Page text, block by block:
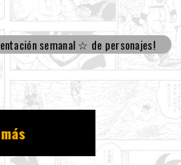
semanal ☆ de personajes!